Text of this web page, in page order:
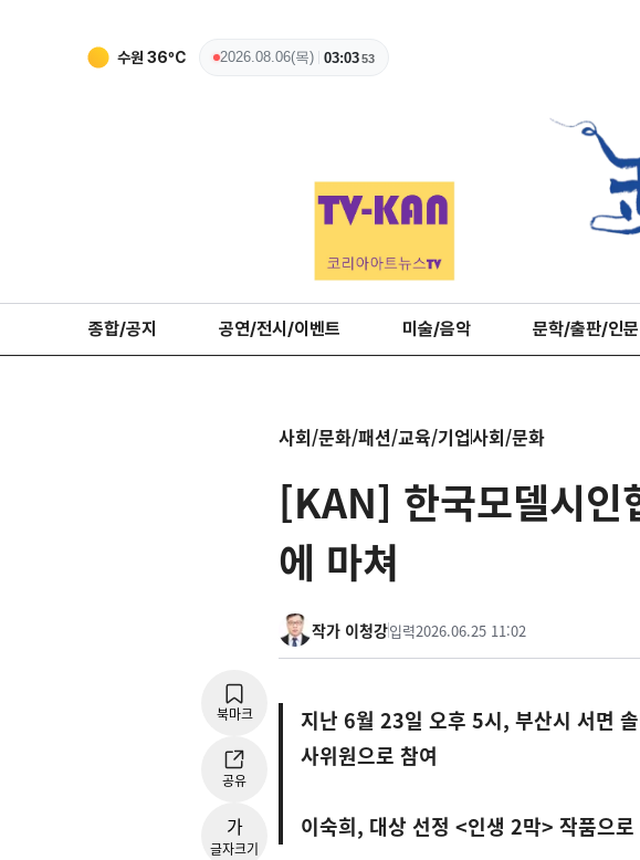
수원 36ºC 2026.08.06(목) 03:0354
종합/공지 공연/전시/이벤트 미술/음악 문학/출판/인문
사회/문화/패션/교육/기업사회/문화
[KAN] 한국모델시인
에 마쳐
작가 이청강입력2026.06.25 11:02
북마크
공유
가
글자크기
지난 6월 23일 오후 5시, 부산시 서면
사위원으로 참여
이숙희, 대상 선정 <인생 2막> 작품으